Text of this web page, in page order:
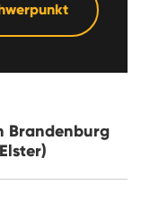
Brandenburg